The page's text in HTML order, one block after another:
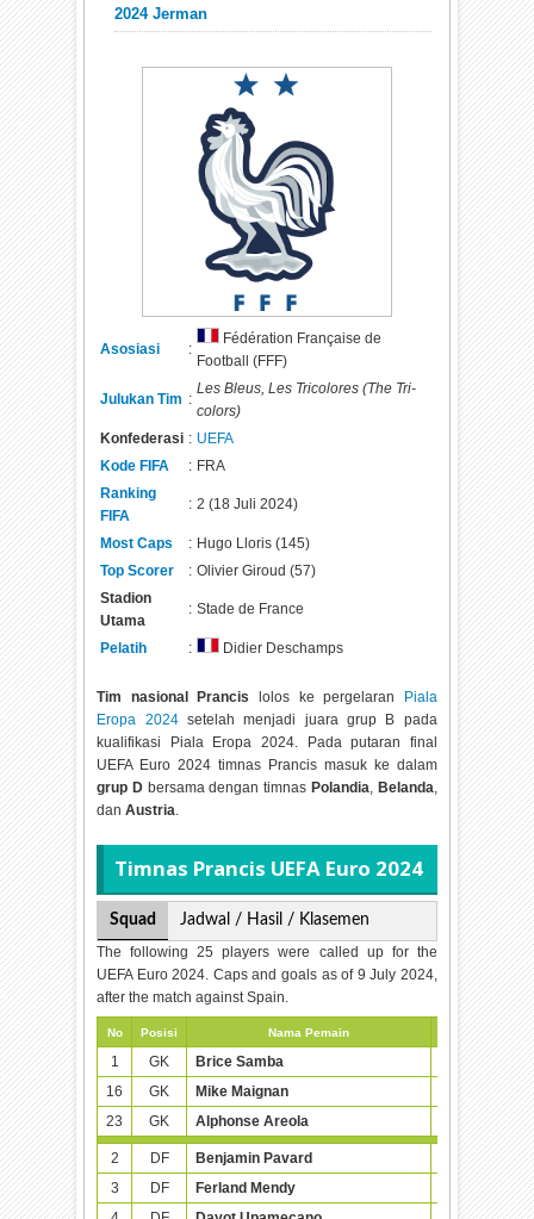
2024 Jerman
Asosiasi :
Fédération Française de
Football (FFF)
Julukan Tim :
Les Bleus, Les Tricolores (The Tri-
colors)
Konfederasi : UEFA
Kode FIFA
: FRA
Ranking
FIFA
: 2 (18 Juli 2024)
Most Caps : Hugo Lloris (145)
Top Scorer
: Olivier Giroud (57)
Stadion
Utama
: Stade de France
Pelatih : Didier Deschamps
Tim nasional Prancis lolos ke pergelaran
Piala
Eropa 2024setelah menjadi juara grup B pada
kualifikasi Piala Eropa 2024. Pada putaran final
UEFA Euro 2024 timnas Prancis masuk ke dalam
grup D bersama dengan timnas Polandia, Belanda,
danAustria.
Timnas Prancis UEFA Euro 2024
Squad
Jadwal / Hasil / Klasemen
The following 25 players were called up for the
UEFA Euro 2024. Caps and goals as of 9 July 2024,
after the match against Spain.
No Posisi Nama Pemain Tanggal Lahir
1 GK Brice Samba
25-04-1994
16
GK Mike Maignan
03-07-1995
23
GK Alphonse Areola 27-02-1993
2 DF Benjamin Pavard
28-03-1996
3
DF Ferland Mendy
08-06-1995